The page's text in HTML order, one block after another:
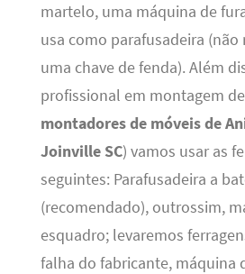
martelo, uma máquina de
usa como parafusadeira (não
uma chave de fenda). Além
profissional em montagem
montadores de móveis de
Joinville SC) vamos usar as
seguintes: Parafusadeira a
(recomendado), outrossim,
esquadro; levaremos
falha do fabricante, máquina